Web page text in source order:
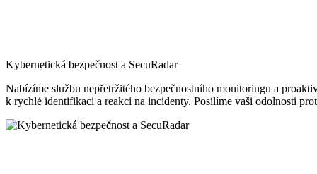
Kybernetická bezpečnost a SecuRadar
Nabízíme službu nepřetržitého bezpečnostního monitoringu a
k rychlé identifikaci a reakci na incidenty. Posílíme vaši odolnosti